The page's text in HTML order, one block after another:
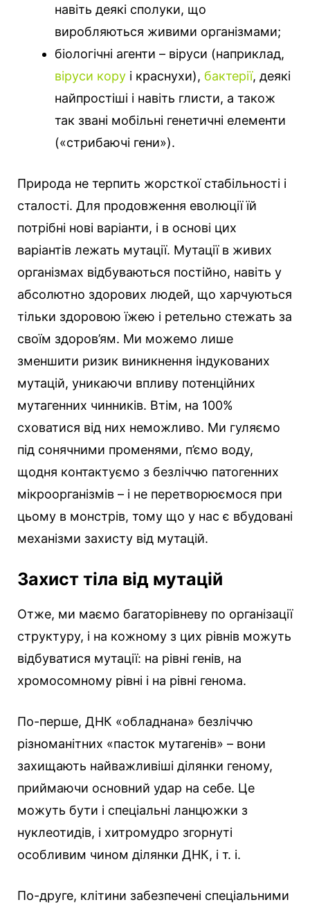
навіть деякі сполуки, що
виробляються живими організмами;
біологічні агенти – віруси (наприклад,
віруси кору і краснухи), бактерії, деякі
найпростіші і навіть глисти, а також
так звані мобільні генетичні елементи
(«стрибаючі гени»).
Природа не терпить жорсткої стабільності і
сталості. Для продовження еволюції їй
потрібні нові варіанти, і в основі цих
варіантів лежать мутації. Мутації в живих
організмах відбуваються постійно, навіть у
абсолютно здорових людей, що харчуються
тільки здоровою їжею і ретельно стежать за
своїм здоров’ям. Ми можемо лише
зменшити ризик виникнення індукованих
мутацій, уникаючи впливу потенційних
мутагенних чинників. Втім, на 100%
сховатися від них неможливо. Ми гуляємо
під сонячними променями, п’ємо воду,
щодня контактуємо з безліччю патогенних
мікроорганізмів – і не перетворюємося при
цьому в монстрів, тому що у нас є вбудовані
механізми захисту від мутацій.
Захист тіла від мутацій
Отже, ми маємо багаторівневу по організації
структуру, і на кожному з цих рівнів можуть
відбуватися мутації: на рівні генів, на
хромосомному рівні і на рівні генома.
По-перше, ДНК «обладнана» безліччю
різноманітних «пасток мутагенів» – вони
захищають найважливіші ділянки геному,
приймаючи основний удар на себе. Це
можуть бути і спеціальні ланцюжки з
нуклеотидів, і хитромудро згорнуті
особливим чином ділянки ДНК, і т. і.
По-друге, клітини забезпечені спеціальними